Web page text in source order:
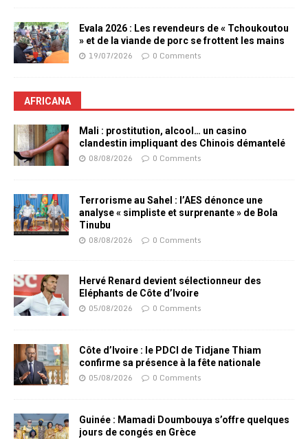
Evala 2026 : Les revendeurs de « Tchoukoutou
» et de la viande de porc se frottent les mains
19/07/2026 0 Comments
AFRICANA
Mali : prostitution, alcool… un casino
clandestin impliquant des Chinois démantelé
08/08/2026 0 Comments
Terrorisme au Sahel : l’AES dénonce une
analyse « simpliste et surprenante » de Bola
Tinubu
08/08/2026 0 Comments
Hervé Renard devient sélectionneur des
Eléphants de Côte d’Ivoire
05/08/2026 0 Comments
Côte d’Ivoire : le PDCI de Tidjane Thiam
confirme sa présence à la fête nationale
05/08/2026 0 Comments
Guinée : Mamadi Doumbouya s’offre quelques
jours de congés en Grèce